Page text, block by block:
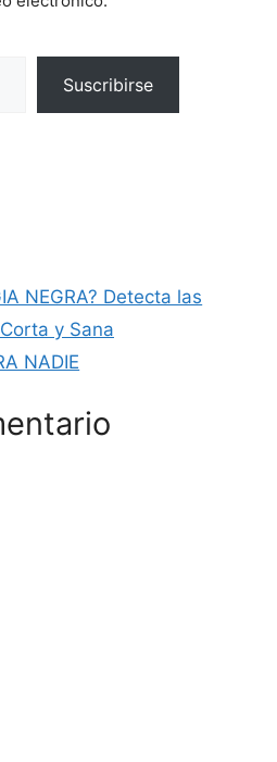
Suscribirse
NEGRA? Detecta las
y Sana
NADIE